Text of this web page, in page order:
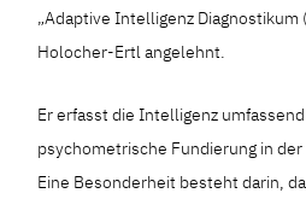
„Adaptive Intelligenz Diagnostikum
Holocher-Ertl angelehnt.
Er erfasst die Intelligenz
psychometrische Fundierung in
Eine Besonderheit besteht darin,